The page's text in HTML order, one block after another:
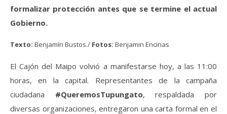
formalizar protección antes que se termine el actual
Gobierno.
Texto: Benjamín Bustos./ Fotos: Benjamin Encinas
El Cajón del Maipo volvió a manifestarse hoy, a las 11:00
horas, en la capital. Representantes de la campaña
ciudadana #QueremosTupungato, respaldada por
diversas organizaciones, entregaron una carta formal en el